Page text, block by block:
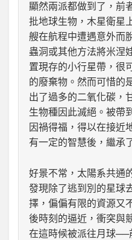
顯然兩派都做到了，前
批地球生物，木星衛星
艘在航程中遭遇意外而
蟲洞或其他方法將米涅
置現存的小行星帶，很
的廢棄物。然而可惜的
出了過多的二氧化碳，
生物種因此滅絕。被帶
因禍得福，得以在接近
有一定的智慧後，繼承
好景不常，太陽系共通
發現除了逃到別的星球
擇，偏偏有限的資源又
後時刻的逼近，衝突與
在這時候被派往月球──